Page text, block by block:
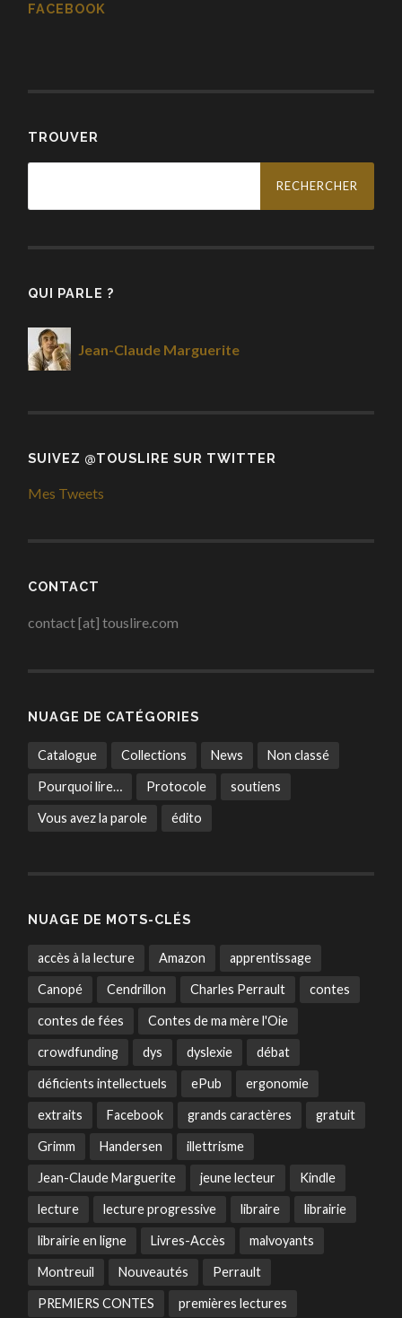
FACEBOOK
TROUVER
Rechercher :
QUI PARLE ?
Jean-Claude Marguerite
SUIVEZ @TOUSLIRE SUR TWITTER
Mes Tweets
CONTACT
contact [at] touslire.com
NUAGE DE CATÉGORIES
Catalogue Collections News Non classé
Pourquoi lire… Protocole soutiens
Vous avez la parole édito
NUAGE DE MOTS-CLÉS
accès à la lecture Amazon apprentissage
Canopé Cendrillon Charles Perrault contes
contes de fées Contes de ma mère l'Oie
crowdfunding dys dyslexie débat
déficients intellectuels ePub ergonomie
extraits Facebook grands caractères gratuit
Grimm Handersen illettrisme
Jean-Claude Marguerite jeune lecteur Kindle
lecture lecture progressive libraire librairie
librairie en ligne Livres-Accès malvoyants
Montreuil Nouveautés Perrault
PREMIERS CONTES premières lectures